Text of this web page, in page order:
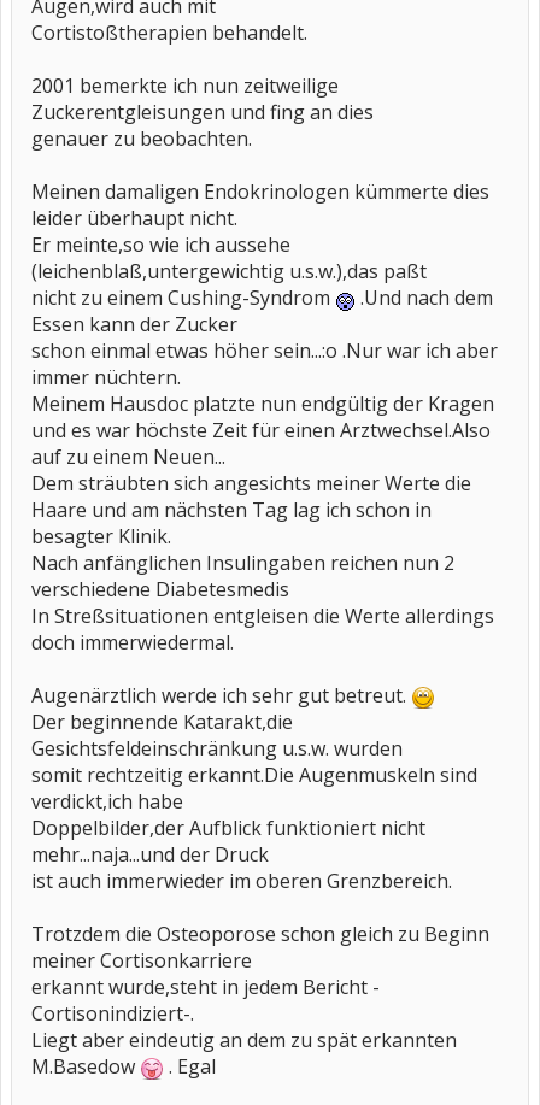
Augen,wird auch mit
Cortistoßtherapien behandelt.
2001 bemerkte ich nun zeitweilige
Zuckerentgleisungen und fing an dies
genauer zu beobachten.
Meinen damaligen Endokrinologen kümmerte dies
leider überhaupt nicht.
Er meinte,so wie ich aussehe
(leichenblaß,untergewichtig u.s.w.),das paßt
nicht zu einem Cushing-Syndrom
.Und nach dem
Essen kann der Zucker
schon einmal etwas höher sein...:o .Nur war ich aber
immer nüchtern.
Meinem Hausdoc platzte nun endgültig der Kragen
und es war höchste Zeit für einen Arztwechsel.Also
auf zu einem Neuen...
Dem sträubten sich angesichts meiner Werte die
Haare und am nächsten Tag lag ich schon in
besagter Klinik.
Nach anfänglichen Insulingaben reichen nun 2
verschiedene Diabetesmedis
In Streßsituationen entgleisen die Werte allerdings
doch immerwiedermal.
Augenärztlich werde ich sehr gut betreut.
Der beginnende Katarakt,die
Gesichtsfeldeinschränkung u.s.w. wurden
somit rechtzeitig erkannt.Die Augenmuskeln sind
verdickt,ich habe
Doppelbilder,der Aufblick funktioniert nicht
mehr...naja...und der Druck
ist auch immerwieder im oberen Grenzbereich.
Trotzdem die Osteoporose schon gleich zu Beginn
meiner Cortisonkarriere
erkannt wurde,steht in jedem Bericht -
Cortisonindiziert-.
Liegt aber eindeutig an dem zu spät erkannten
M.Basedow
. Egal